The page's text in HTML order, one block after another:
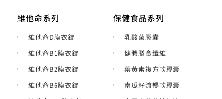
維他命系列
維他命D膜衣錠
維他命B1膜衣錠
維他命B2膜衣錠
維他命B6膜衣錠
保健食品系列
乳酸菌膠囊
健體膳食纖維
葉黃素複方軟膠囊
南瓜籽流暢軟膠囊